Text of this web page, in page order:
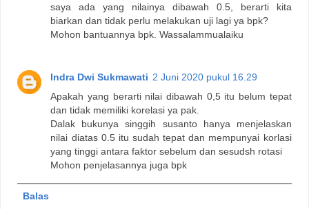
saya ada yang nilainya dibawah 0.5, berarti kita
biarkan dan tidak perlu melakukan uji lagi ya bpk?
Mohon bantuannya bpk. Wassalammualaiku
Indra Dwi Sukmawati 2 Juni 2020 pukul 16.29
Apakah yang berarti nilai dibawah 0,5 itu belum tepat
dan tidak memiliki korelasi ya pak.
Dalak bukunya singgih susanto hanya menjelaskan
nilai diatas 0.5 itu sudah tepat dan mempunyai korlasi
yang tinggi antara faktor sebelum dan sesudsh rotasi
Mohon penjelasannya juga bpk
Balas